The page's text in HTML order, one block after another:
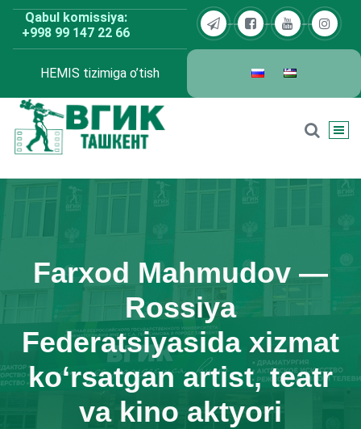
Skip
content
Qabul komissiya:
+998 99 147 22 66
HEMIS tizimiga o’tish
Farxod Mahmudov —
Rossiya
Federatsiyasida xizmat
ko‘rsatgan artist, teatr
va kino aktyori